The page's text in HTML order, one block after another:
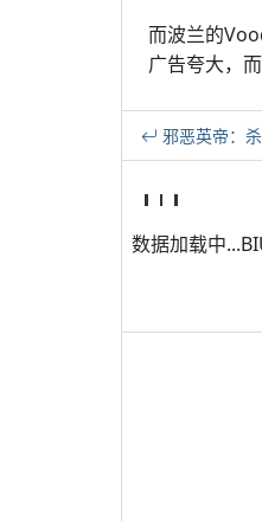
而波兰的
广告夸大，
邪恶英帝：
数据加载中